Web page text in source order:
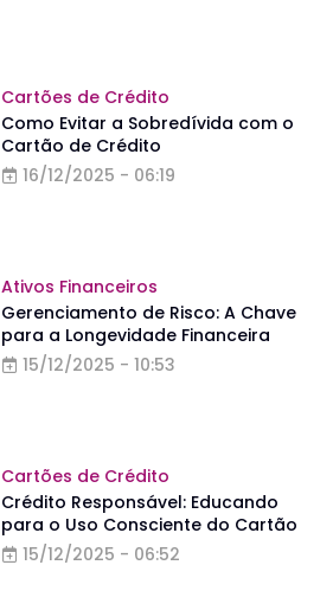
Cartões de Crédito
Como Evitar a Sobredívida com o
Cartão de Crédito
16/12/2025 - 06:19
Ativos Financeiros
Gerenciamento de Risco: A Chave
para a Longevidade Financeira
15/12/2025 - 10:53
Cartões de Crédito
Crédito Responsável: Educando
para o Uso Consciente do Cartão
15/12/2025 - 06:52